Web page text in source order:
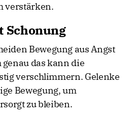
verstärken.
Schonung
Bewegung aus Angst
genau das kann die
verschlimmern. Gelenke
Bewegung, um
zu bleiben.